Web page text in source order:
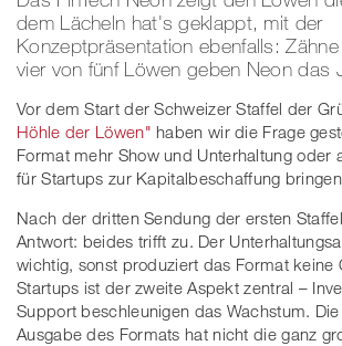
dem Lächeln hat's geklappt, mit der
Konzeptpräsentation ebenfalls:
vier von fünf Löwen geben Neon das
Vor dem Start der Schweizer Staffel der
Höhle der Löwen" haben wir die Frage
Format mehr Show und Unterhaltung oder
für Startups zur Kapitalbeschaffung
Nach der dritten Sendung der ersten
Antwort: beides trifft zu. Der
wichtig, sonst produziert das Format keine
Startups ist der zweite Aspekt zentral –
Support beschleunigen das Wachstum.
Ausgabe des Formats hat nicht die ganz